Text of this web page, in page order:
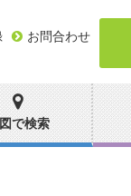
お問合わせ
で検索